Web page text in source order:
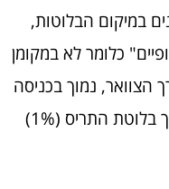
במיקום הבלוטות,
כלומר לא במקומן
הצוואר, נמוך בכניסה
לבית החזה, או לעיתים נדירות בתוך בלוטת התריס (1%)